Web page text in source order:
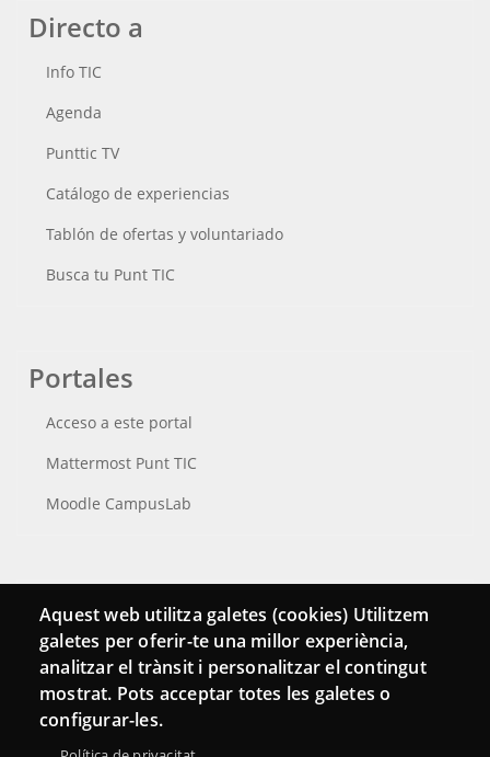
Directo a
Info TIC
Agenda
Punttic TV
Catálogo de experiencias
Tablón de ofertas y voluntariado
Busca tu Punt TIC
Portales
Acceso a este portal
Mattermost Punt TIC
Moodle CampusLab
Conecta
Contacto
Hemeroteca
Aquest web utilitza galetes (cookies) Utilitzem
galetes per oferir-te una millor experiència,
analitzar el trànsit i personalitzar el contingut
mostrat. Pots acceptar totes les galetes o
configurar-les.